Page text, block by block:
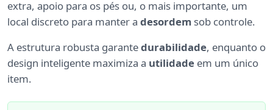
extra, apoio para os pés ou, o mais importante, um
local discreto para manter a desordem sob controle.
A estrutura robusta garantedurabilidade, enquanto o
design inteligente maximiza a utilidade em um único
item.